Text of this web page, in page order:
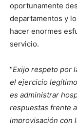
oportunamente
departamentos y
hacer enormes
servicio.
“Exijo respeto por
el ejercicio
es administrar
respuestas frente
improvisación con